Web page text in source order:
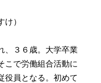
）
、３６歳。大学卒業
こで労働組合活動に
役員となる。初めて